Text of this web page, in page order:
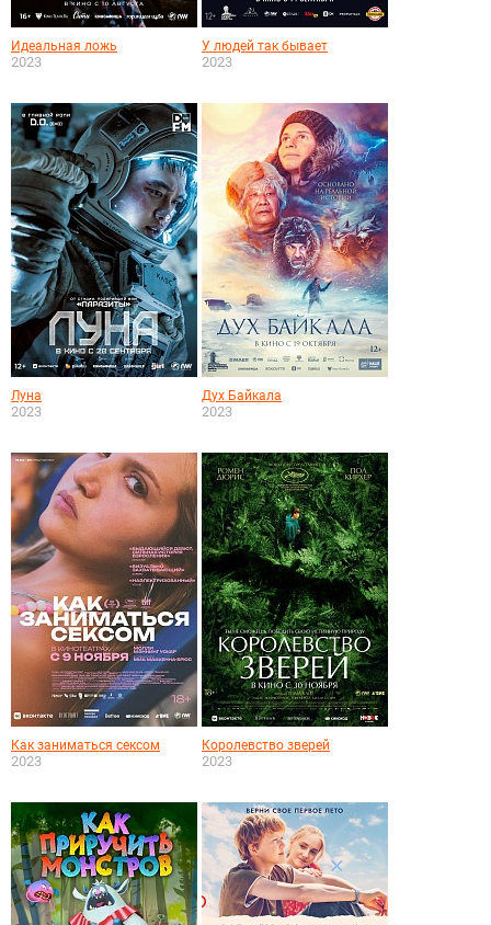
Идеальная ложь
2023
У людей так бывает
2023
Луна
2023
Дух Байкала
2023
Как заниматься сексом
2023
Королевство зверей
2023